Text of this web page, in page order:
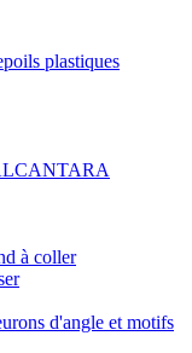
plastiques
à coller
d'angle et motifs